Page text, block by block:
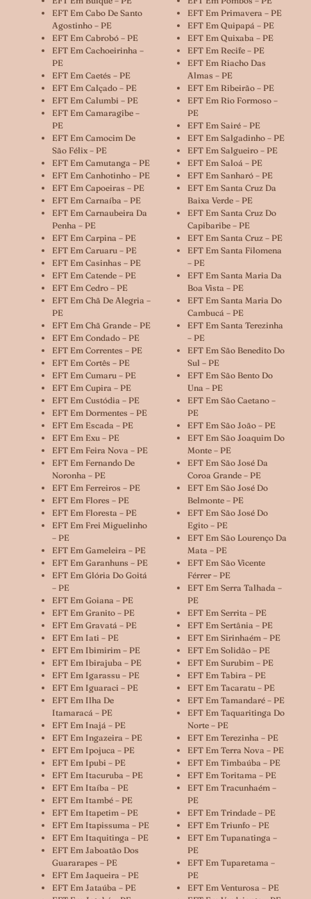
EFT Em Cabo De Santo
Agostinho – PE
EFT Em Cabrobó – PE
EFT Em Cachoeirinha –
PE
EFT Em Caetés – PE
EFT Em Calçado – PE
EFT Em Calumbi – PE
EFT Em Camaragibe –
PE
EFT Em Camocim De
São Félix – PE
EFT Em Camutanga – PE
EFT Em Canhotinho – PE
EFT Em Capoeiras – PE
EFT Em Carnaíba – PE
EFT Em Carnaubeira Da
Penha – PE
EFT Em Carpina – PE
EFT Em Caruaru – PE
EFT Em Casinhas – PE
EFT Em Catende – PE
EFT Em Cedro – PE
EFT Em Chã De Alegria –
PE
EFT Em Chã Grande – PE
EFT Em Condado – PE
EFT Em Correntes – PE
EFT Em Cortês – PE
EFT Em Cumaru – PE
EFT Em Cupira – PE
EFT Em Custódia – PE
EFT Em Dormentes – PE
EFT Em Escada – PE
EFT Em Exu – PE
EFT Em Feira Nova – PE
EFT Em Fernando De
Noronha – PE
EFT Em Ferreiros – PE
EFT Em Flores – PE
EFT Em Floresta – PE
EFT Em Frei Miguelinho
– PE
EFT Em Gameleira – PE
EFT Em Garanhuns – PE
EFT Em Glória Do Goitá
– PE
EFT Em Goiana – PE
EFT Em Granito – PE
EFT Em Gravatá – PE
EFT Em Iati – PE
EFT Em Ibimirim – PE
EFT Em Ibirajuba – PE
EFT Em Igarassu – PE
EFT Em Iguaraci – PE
EFT Em Ilha De
Itamaracá – PE
EFT Em Inajá – PE
EFT Em Ingazeira – PE
EFT Em Ipojuca – PE
EFT Em Ipubi – PE
EFT Em Itacuruba – PE
EFT Em Itaíba – PE
EFT Em Itambé – PE
EFT Em Itapetim – PE
EFT Em Itapissuma – PE
EFT Em Itaquitinga – PE
EFT Em Jaboatão Dos
Guararapes – PE
EFT Em Jaqueira – PE
EFT Em Jataúba – PE
EFT Em Primavera – PE
EFT Em Quipapá – PE
EFT Em Quixaba – PE
EFT Em Recife – PE
EFT Em Riacho Das
Almas – PE
EFT Em Ribeirão – PE
EFT Em Rio Formoso –
PE
EFT Em Sairé – PE
EFT Em Salgadinho – PE
EFT Em Salgueiro – PE
EFT Em Saloá – PE
EFT Em Sanharó – PE
EFT Em Santa Cruz Da
Baixa Verde – PE
EFT Em Santa Cruz Do
Capibaribe – PE
EFT Em Santa Cruz – PE
EFT Em Santa Filomena
– PE
EFT Em Santa Maria Da
Boa Vista – PE
EFT Em Santa Maria Do
Cambucá – PE
EFT Em Santa Terezinha
– PE
EFT Em São Benedito Do
Sul – PE
EFT Em São Bento Do
Una – PE
EFT Em São Caetano –
PE
EFT Em São João – PE
EFT Em São Joaquim Do
Monte – PE
EFT Em São José Da
Coroa Grande – PE
EFT Em São José Do
Belmonte – PE
EFT Em São José Do
Egito – PE
EFT Em São Lourenço Da
Mata – PE
EFT Em São Vicente
Férrer – PE
EFT Em Serra Talhada –
PE
EFT Em Serrita – PE
EFT Em Sertânia – PE
EFT Em Sirinhaém – PE
EFT Em Solidão – PE
EFT Em Surubim – PE
EFT Em Tabira – PE
EFT Em Tacaratu – PE
EFT Em Tamandaré – PE
EFT Em Taquaritinga Do
Norte – PE
EFT Em Terezinha – PE
EFT Em Terra Nova – PE
EFT Em Timbaúba – PE
EFT Em Toritama – PE
EFT Em Tracunhaém –
PE
EFT Em Trindade – PE
EFT Em Triunfo – PE
EFT Em Tupanatinga –
PE
EFT Em Tuparetama –
PE
EFT Em Venturosa – PE